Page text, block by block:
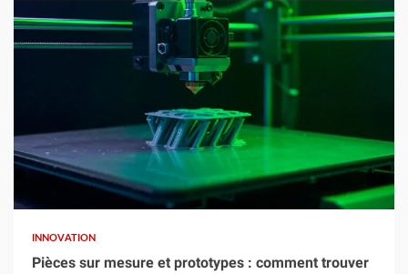
5 min read
INNOVATION
Pièces sur mesure et prototypes : comment trouver